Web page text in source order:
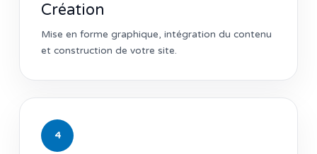
Création
Mise en forme graphique, intégration du contenu
et construction de votre site.
4